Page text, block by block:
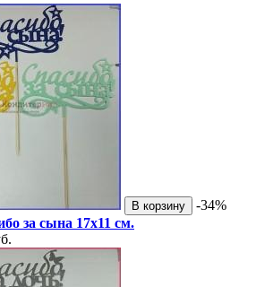
В корзину
-34%
за сына 17х11 см.